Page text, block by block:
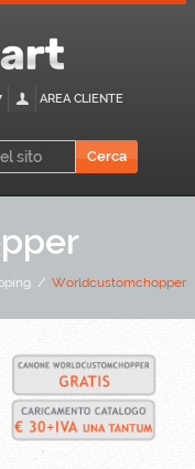
AREA CLIENTE
/ Worldcustomchopper